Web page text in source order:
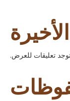
توجد تعليقات للعرض.